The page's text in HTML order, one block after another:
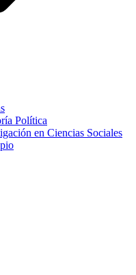
Política
en Ciencias Sociales